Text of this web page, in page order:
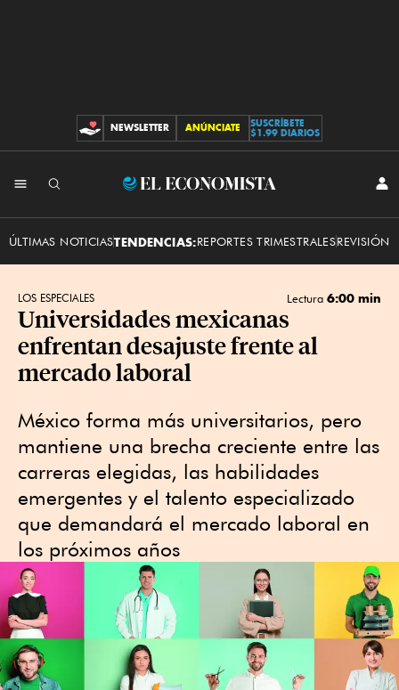
CONTRIBUCIONES
NEWSLETTER ANÚNCIATE
SUSCRÍBETE
$1.99 DIARIOS
El
ÚLTIMAS NOTICIASTENDENCIAS:REPORTES TRIMESTRALESREVISIÓN
LOS ESPECIALES Lectura 6:00 min
Universidades mexicanas
enfrentan desajuste frente al
mercado laboral
México forma más universitarios, pero
mantiene una brecha creciente entre las
carreras elegidas, las habilidades
emergentes y el talento especializado
que demandará el mercado laboral en
los próximos años